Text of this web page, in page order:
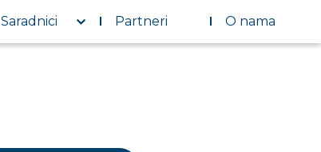
Saradnici Partneri O nama